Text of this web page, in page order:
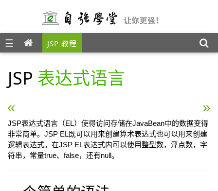
☰ JSP 教程
JSP 表达式语言
« JSP自定义标签 JSP 异常处理 »
JSP表达式语言（EL）使得访问存储在JavaBean中的数据变得
非常简单。JSP EL既可以用来创建算术表达式也可以用来创建
逻辑表达式。在JSP EL表达式内可以使用整型数，浮点数，字
符串，常量true、false，还有null。